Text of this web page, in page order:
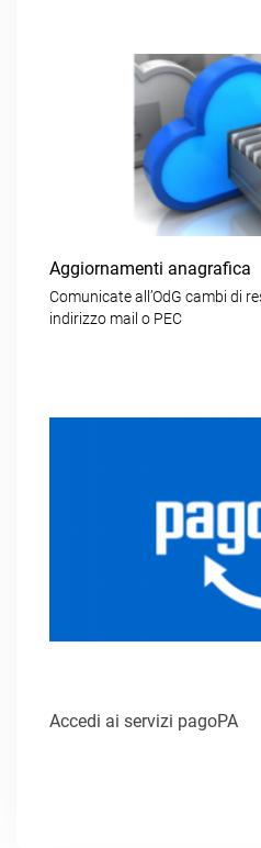
Aggiornamenti anagrafica
Comunicate all’OdG cambi di
indirizzo mail o PEC
Accedi ai servizi pagoPA